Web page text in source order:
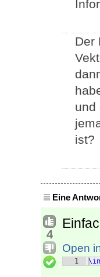
Der
und
ist?
Eine
4
Open
1